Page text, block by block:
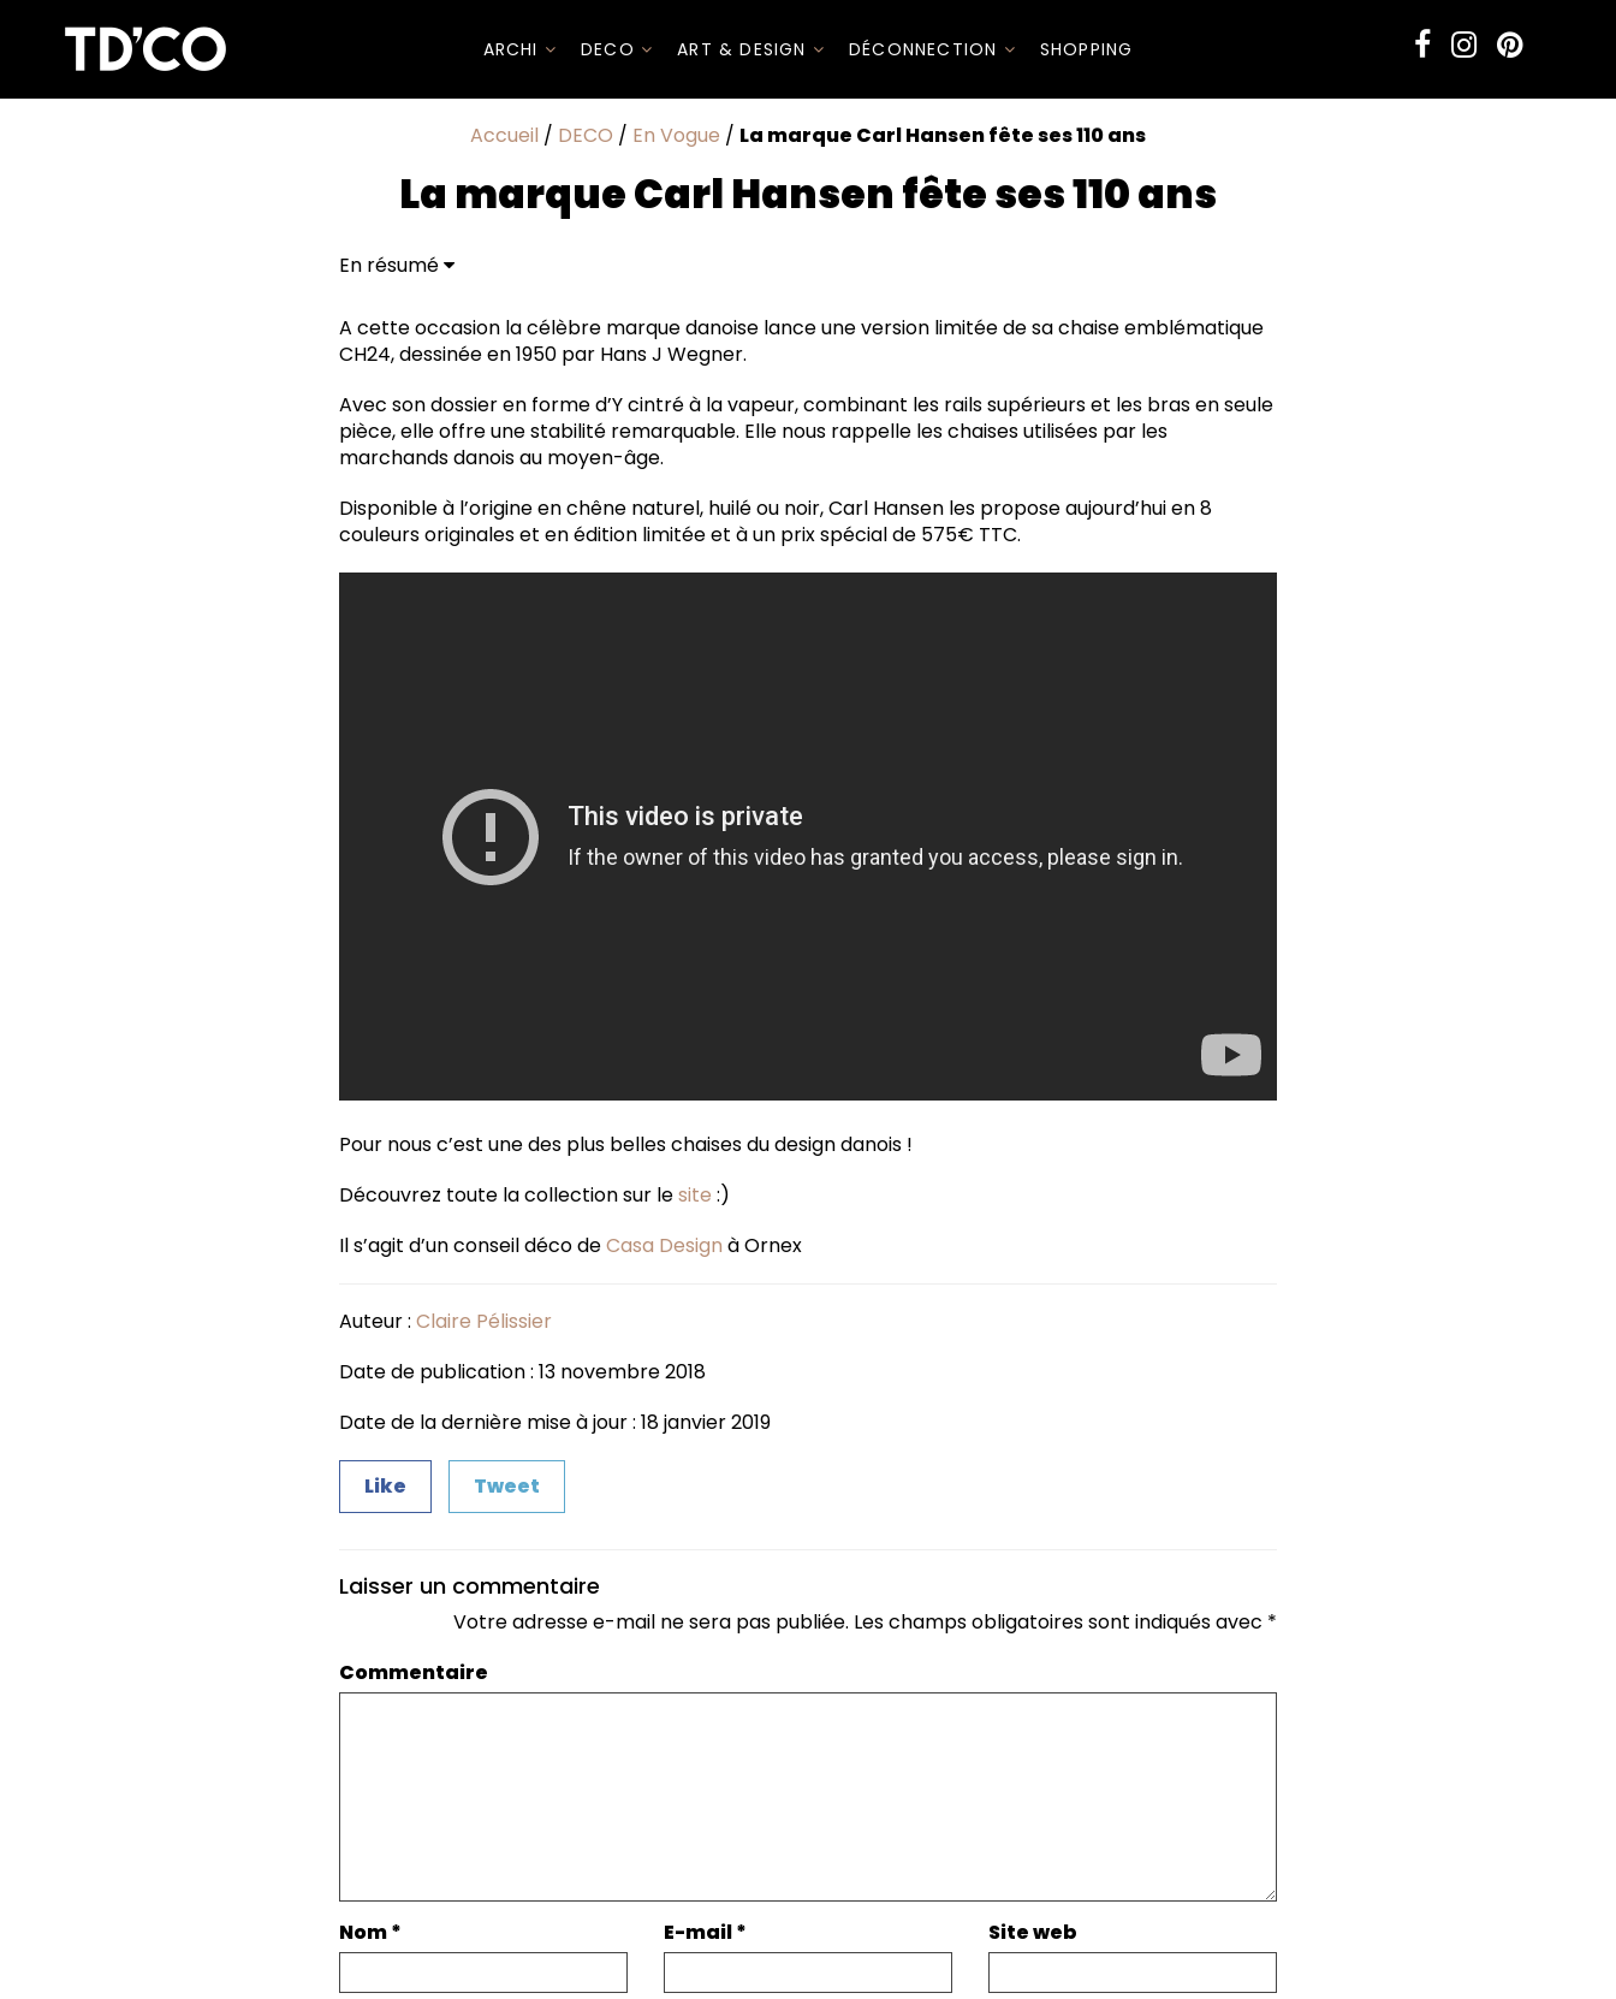
ARCHI DECO ART & DESIGN DÉCONNECTION SHOPPING
Accueil / DECO / En Vogue / La marque Carl Hansen fête ses 110 ans
La marque Carl Hansen fête ses 110 ans
En résumé
A cette occasion la célèbre marque danoise lance une version limitée de sa chaise emblématique
CH24, dessinée en 1950 par Hans J Wegner.
Avec son dossier en forme d’Y cintré à la vapeur, combinant les rails supérieurs et les bras en seule
pièce, elle offre une stabilité remarquable. Elle nous rappelle les chaises utilisées par les
marchands danois au moyen-âge.
Disponible à l’origine en chêne naturel, huilé ou noir, Carl Hansen les propose aujourd’hui en 8
couleurs originales et en édition limitée et à un prix spécial de 575€ TTC.
Pour nous c’est une des plus belles chaises du design danois !
Découvrez toute la collection sur lesite :)
Il s’agit d’un conseil déco deCasa Design à Ornex
Auteur : Claire Pélissier
Date de publication : 13 novembre 2018
Date de la dernière mise à jour : 18 janvier 2019
Like Tweet
Laisser un commentaire
Votre adresse e-mail ne sera pas publiée. Les champs obligatoires sont indiqués avec *
Commentaire
Nom* E-mail* Site web